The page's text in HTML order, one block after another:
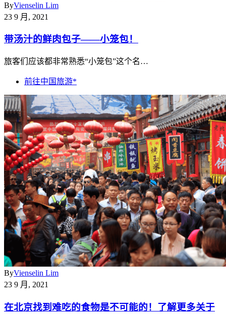
ByVienselin Lim
23 9 月, 2021
带汤汁的鲜肉包子——小笼包！
旅客们应该都非常熟悉“小笼包”这个名…
前往中国旅游*
ByVienselin Lim
23 9 月, 2021
在北京找到难吃的食物是不可能的！了解更多关于